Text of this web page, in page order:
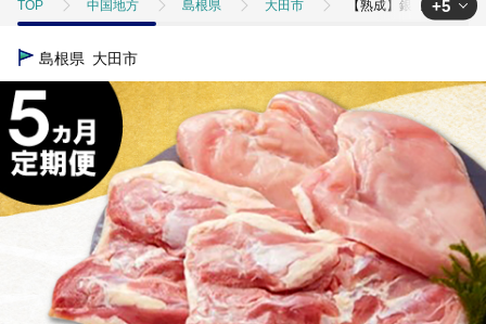
TOP 中国地方 島根県 大田市 【熟成】銀山赤どり
TOP
TOP 鶏肉 【熟成】銀山赤どり精肉定期便（１羽分×５
TOP 肉 鶏肉 地鶏 【熟成】銀山赤どり精肉定期便
TOP 定期便 【熟成】銀山赤どり精肉定期便（１羽分×５回お届
TOP 定期便 肉(定期便) 【熟成】銀山赤どり精肉定期便（
+5
島根県 大田市